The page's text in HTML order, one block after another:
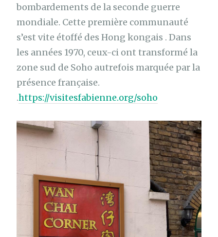
bombardements de la seconde guerre
mondiale. Cette première communauté
s’est vite étoffé des Hong kongais . Dans
les années 1970, ceux-ci ont transformé la
zone sud de Soho autrefois marquée par la
présence française.
.https://visitesfabienne.org/soho